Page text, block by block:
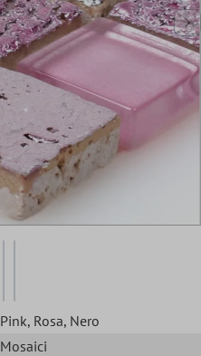
Pink, Rosa, Nero
Mosaici